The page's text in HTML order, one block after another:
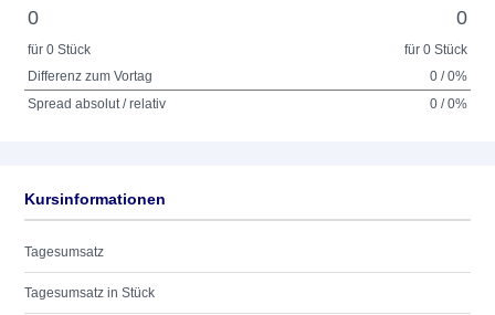
0 0
für 0 Stück
für 0 Stück
Differenz zum Vortag
0 / 0%
Spread absolut / relativ
0 / 0%
Kursinformationen
Tagesumsatz
Tagesumsatz in Stück